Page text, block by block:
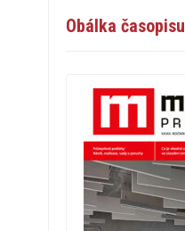
Obálka časopisu